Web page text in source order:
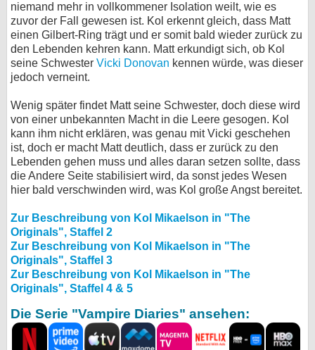
niemand mehr in vollkommener Isolation weilt, wie es
zuvor der Fall gewesen ist. Kol erkennt gleich, dass Matt
einen Gilbert-Ring trägt und er somit bald wieder zurück zu
den Lebenden kehren kann. Matt erkundigt sich, ob Kol
seine Schwester Vicki Donovan kennen würde, was dieser
jedoch verneint.
Wenig später findet Matt seine Schwester, doch diese wird
von einer unbekannten Macht in die Leere gesogen. Kol
kann ihm nicht erklären, was genau mit Vicki geschehen
ist, doch er macht Matt deutlich, dass er zurück zu den
Lebenden gehen muss und alles daran setzen sollte, dass
die Andere Seite stabilisiert wird, da sonst jedes Wesen
hier bald verschwinden wird, was Kol große Angst bereitet.
Zur Beschreibung von Kol Mikaelson in "The
Originals", Staffel 2
Zur Beschreibung von Kol Mikaelson in "The
Originals", Staffel 3
Zur Beschreibung von Kol Mikaelson in "The
Originals", Staffel 4 & 5
Die Serie "Vampire Diaries" ansehen: